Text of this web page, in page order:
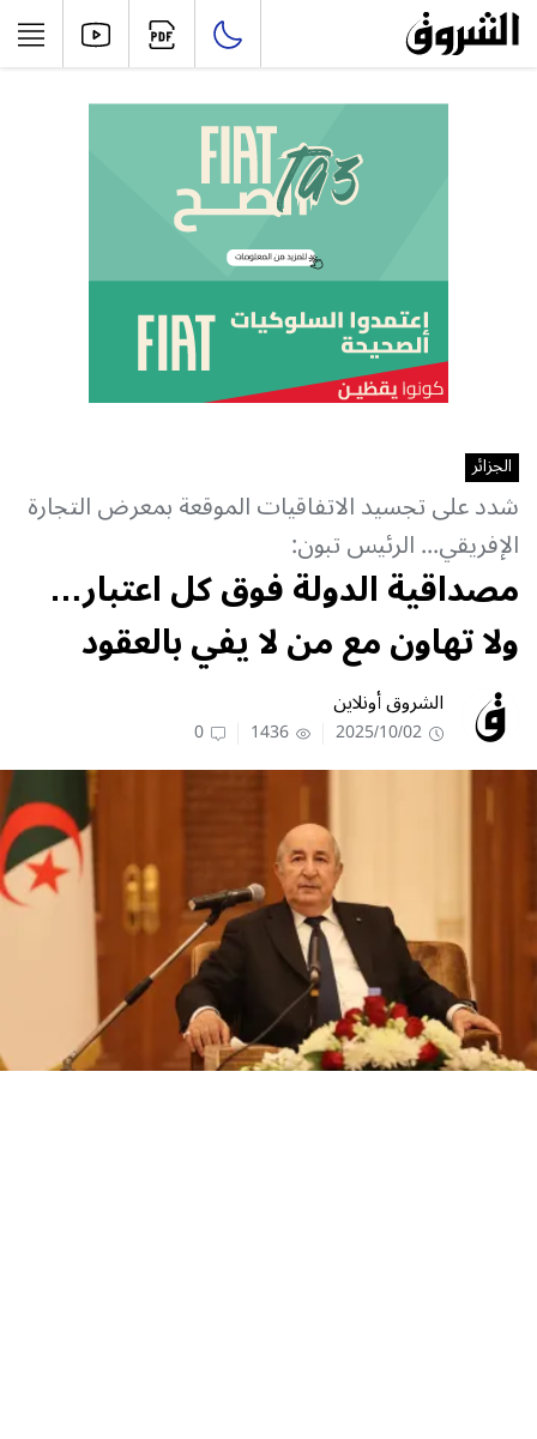
الجزائر
شدد على تجسيد الاتفاقيات الموقعة بمعرض التجارة
الإفريقي... الرئيس تبون:
مصداقية الدولة فوق كل اعتبار…
ولا تهاون مع من لا يفي بالعقود
الشروق أونلاين
2025/10/02
1436
0